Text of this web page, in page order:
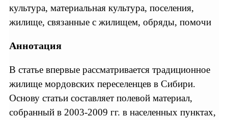
культура, материальная культура, поселения,
жилище, связанные с жилищем, обряды, помочи
Аннотация
В статье впервые рассматривается традиционное
жилище мордовских переселенцев в Сибири.
Основу статьи составляет полевой материал,
собранный в 2003-2009 гг. в населенных пунктах,